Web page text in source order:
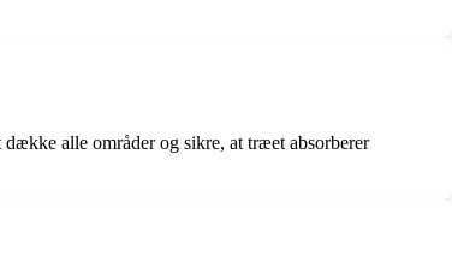
alle områder og sikre, at træet absorberer